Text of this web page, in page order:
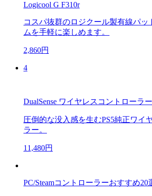
Logicool G F310r
コスパ抜群のロジクール製有線パッ
ムを手軽に楽しめます。
2,860円
4
DualSense ワイヤレスコントローラー
圧倒的な没入感を生むPS5純正ワイ
ラー。
11,480円
PC/Steamコントローラーおすすめ20